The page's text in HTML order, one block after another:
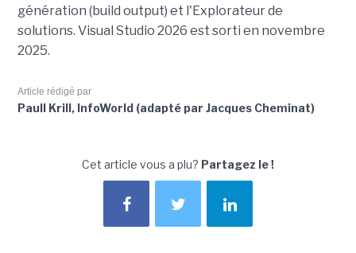
génération (build output) et l'Explorateur de
solutions. Visual Studio 2026 est sorti en novembre
2025.
Article rédigé par
Paull Krill, InfoWorld (adapté par Jacques Cheminat)
Cet article vous a plu? Partagez le !